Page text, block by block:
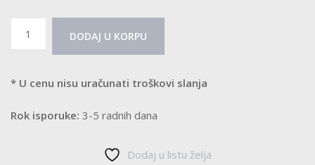
dizanje
metalnim
DODAJ U KORPU
* U cenu nisu uračunati troškovi slanja
Rok isporuke: 3-5 radnih dana
Dodaj u listu želja